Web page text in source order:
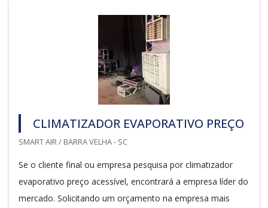
CLIMATIZADOR EVAPORATIVO PREÇO
SMART AIR / BARRA VELHA - SC
Se o cliente final ou empresa pesquisa por climatizador
evaporativo preço acessível, encontrará a empresa líder do
mercado. Solicitando um orçamento na empresa mais